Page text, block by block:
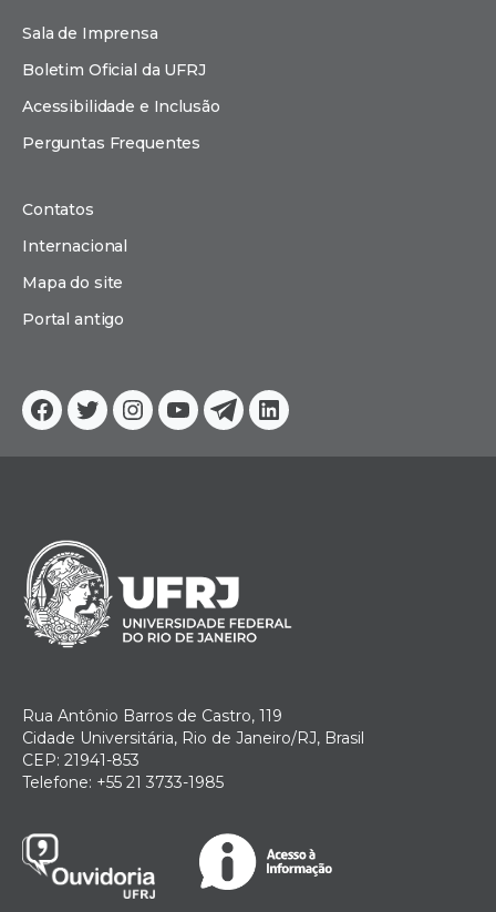
Facebook
TwitterInstagram
YouTube
TelegramLinkedin
Sala de Imprensa
Boletim Oficial da UFRJ
Acessibilidade e Inclusão
Perguntas Frequentes
Contatos
Internacional
Mapa do site
Portal antigo
Rua Antônio Barros de Castro, 119
Cidade Universitária, Rio de Janeiro/RJ, Brasil
CEP: 21941-853
Telefone: +55 21 3733-1985